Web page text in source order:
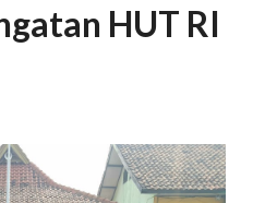
HUT RI